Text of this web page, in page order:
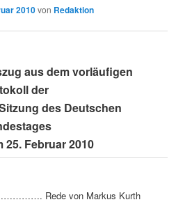
2010von Redaktion
aus dem vorläufigen
der
des Deutschen
25. Februar 2010
Rede von Markus Kurth